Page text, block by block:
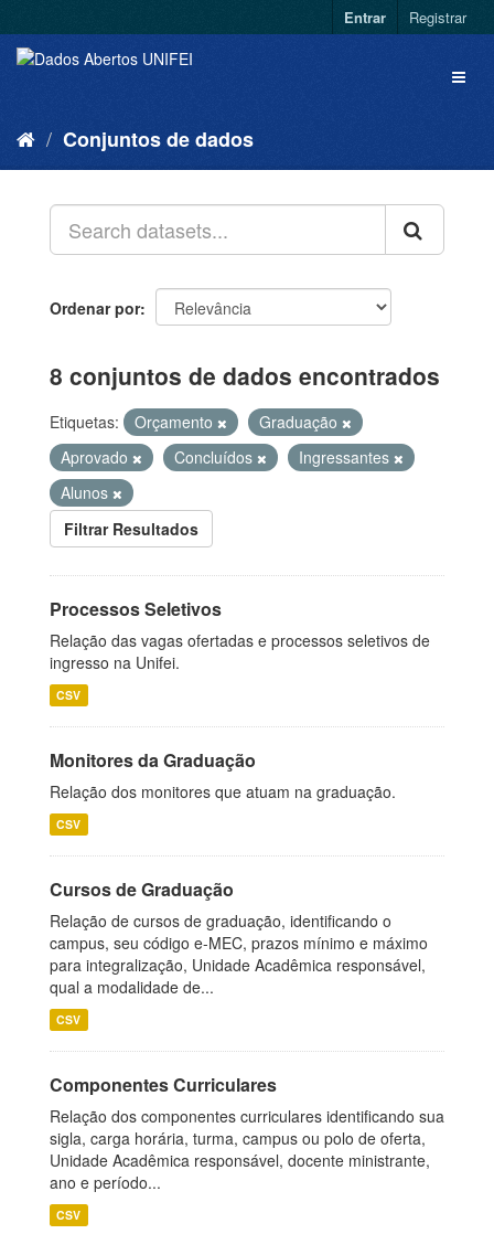
Entrar Registrar
Conjuntos de dados
Ordenar por
8 conjuntos de dados encontrados
Etiquetas: Orçamento
Graduação
Aprovado
Concluídos
Ingressantes
Alunos
Filtrar Resultados
Processos Seletivos
Relação das vagas ofertadas e processos seletivos de
ingresso na Unifei.
CSV
Monitores da Graduação
Relação dos monitores que atuam na graduação.
CSV
Cursos de Graduação
Relação de cursos de graduação, identificando o
campus, seu código e-MEC, prazos mínimo e máximo
para integralização, Unidade Acadêmica responsável,
qual a modalidade de...
CSV
Componentes Curriculares
Relação dos componentes curriculares identificando sua
sigla, carga horária, turma, campus ou polo de oferta,
Unidade Acadêmica responsável, docente ministrante,
ano e período...
CSV